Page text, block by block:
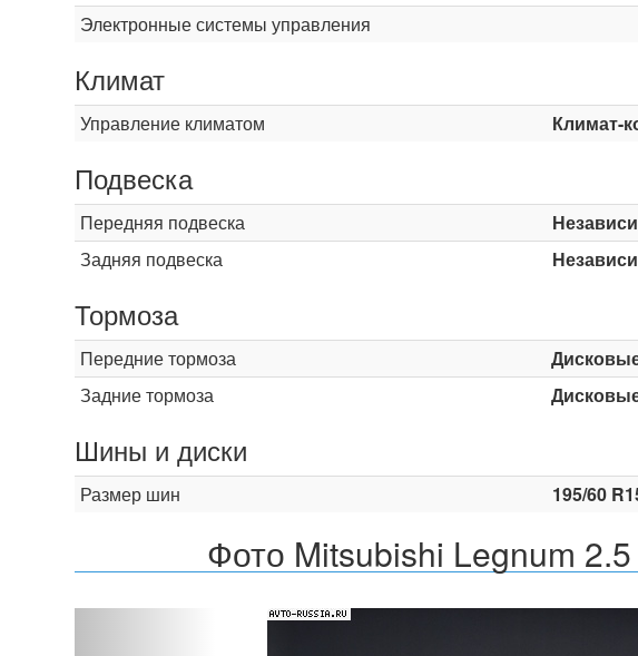
Электронные системы управления
Климат
Управление климатом Климат-
Подвеска
Передняя подвеска
Задняя подвеска
Тормоза
Передние тормоза
Задние тормоза
Шины и диски
Размер шин 195/60
Фото Mitsubishi Legnum